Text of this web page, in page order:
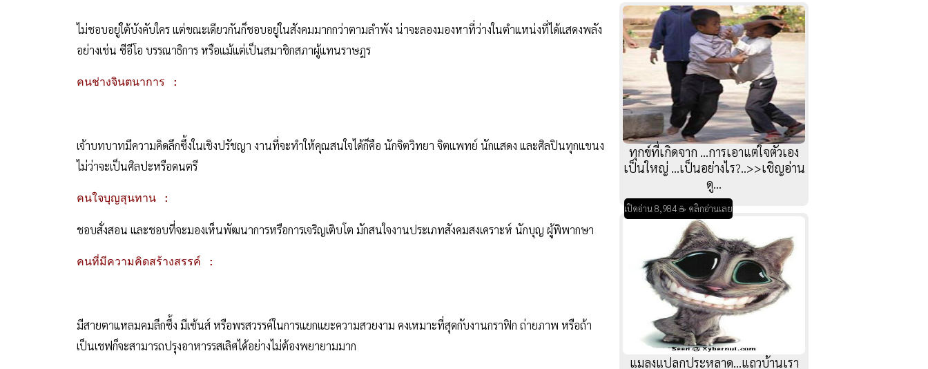
ไม่ชอบอยู่ใต้บังคับใคร แต่ขณะเดียวกันก็ชอบอยู่ในสังคมมากกว่าตามลำพัง น่าจะลองมองหาที่ว่างในตำแหน่งที่ได้แสดงพลัง
อย่างเช่น ซีอีโอ บรรณาธิการ หรือแม้แต่เป็นสมาชิกสภาผู้แทนราษฎร
คนช่างจินตนาการ :
เจ้าบทบาทมีความคิดลึกซึ้งในเชิงปรัชญา งานที่จะทำให้คุณสนใจได้ก็คือ นักจิตวิทยา จิตแพทย์ นักแสดง และศิลปินทุกแขนง
ไม่ว่าจะเป็นศิลปะหรือดนตรี
คนใจบุญสุนทาน :
ชอบสั่งสอน และชอบที่จะมองเห็นพัฒนาการหรือการเจริญเติบโต มักสนใจงานประเภทสังคมสงเคราะห์ นักบุญ ผู้พิพากษา
คนที่มีความคิดสร้างสรรค์ :
มีสายตาแหลมคมลึกซึ้ง มีเซ้นส์ หรือพรสวรรค์ในการแยกแยะความสวยงาม คงเหมาะที่สุดกับงานกราฟิก ถ่ายภาพ หรือถ้า
เป็นเชฟก็จะสามารถปรุงอาหารรสเลิศได้อย่างไม่ต้องพยายามมาก
ทุกข์ที่เกิดจาก ...การเอาแต่ใจตัวเอง
เป็นใหญ่ ...เป็นอย่างไร?..>>เชิญอ่าน
ดู...
เปิดอ่าน 8,984 ☕ คลิกอ่านเลย
แมลงแปลกประหลาด...แถวบ้านเรา